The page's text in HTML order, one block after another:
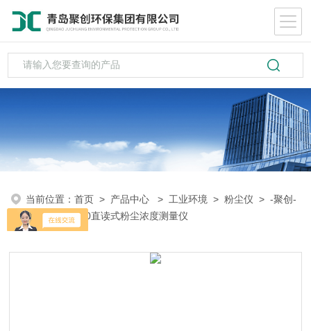
当前位置：首页 > 产品中心 > 工业环境 >粉尘仪 > -聚创-
环保-CCZ3000直读式粉尘浓度测量仪